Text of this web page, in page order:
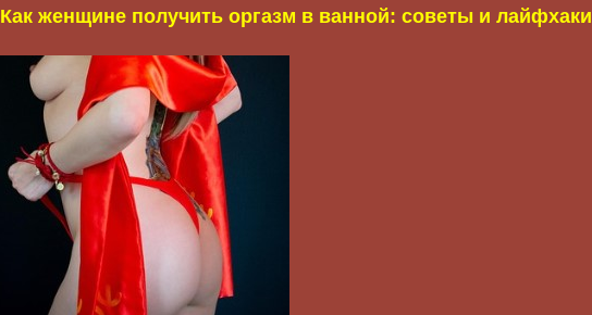
Как женщине получить оргазм в ванной: советы и лайфхаки